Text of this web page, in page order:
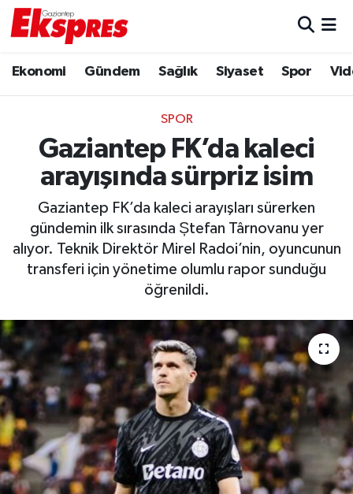
Ekonomi Gündem Sağlık Siyaset Spor
SPOR
Gaziantep FK’da kaleci
arayışında sürpriz isim
Gaziantep FK’da kaleci arayışları sürerken
gündemin ilk sırasında Ștefan Târnovanu yer
alıyor. Teknik Direktör Mirel Radoi’nin, oyuncunun
transferi için yönetime olumlu rapor sunduğu
öğrenildi.
Ekonomi
Gaziantep son dakika
Genel
Gündem
Haberler
Magazin
Müzik
Piyasa
Resmi İlanlar
Trafik Durumu
Puan Durumu ve Fikstür
Tüm Manşetler
Son Dakika Haberleri
Haber Arşivi